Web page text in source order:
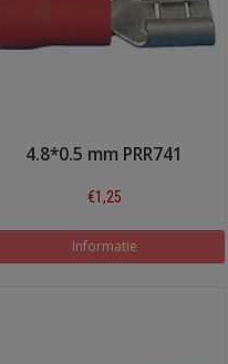
4.8*0.5 mm PRR741
€1,25
Informatie